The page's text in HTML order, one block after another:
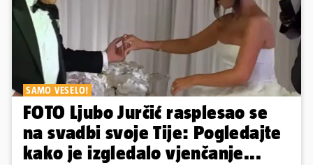
SAMO VESELO!
FOTO Ljubo Jurčić rasplesao se
na svadbi svoje Tije: Pogledajte
kako je izgledalo vjenčanje...